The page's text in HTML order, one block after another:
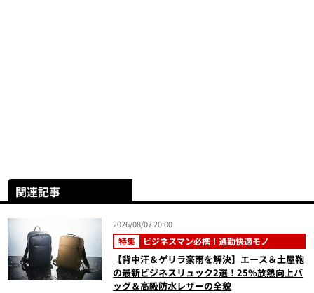
関連記事
2026/08/07 20:00
特集 ビジネスマン必携！通勤快適モノ
【背中汗＆ゲリラ豪雨を解決】エース＆土屋鞄
の最新ビジネスリュック2選！25%放熱向上バ
ッグ＆高級防水レザーの全貌